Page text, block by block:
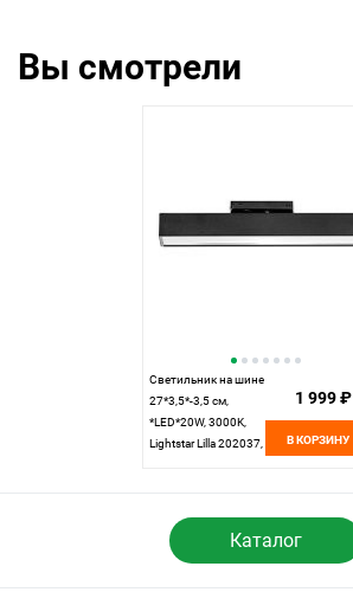
Вы смотрели
Светильник на шине
27*3,5*-3,5 см,
*LED*20W, 3000K,
Lightstar Lilla 202037,
1 999 ₽
В КОРЗИНУ
Каталог